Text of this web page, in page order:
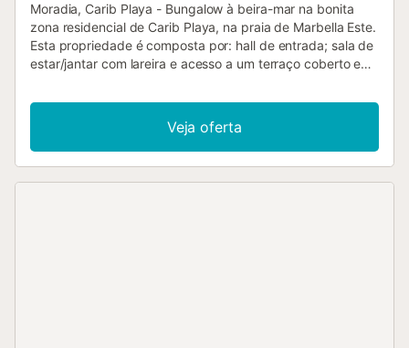
Moradia, Carib Playa - Bungalow à beira-mar na bonita
zona residencial de Carib Playa, na praia de Marbella Este.
Esta propriedade é composta por: hall de entrada; sala de
estar/jantar com lareira e acesso a um terraço coberto e
terraço; quarto principal com uma grande casa de banho
privativa e roupeiro; 3 quartos que partilham uma casa de
banho; casa de banho de serviço separada. Garagem
ampla com acesso direto à casa. A propriedade está
Veja oferta